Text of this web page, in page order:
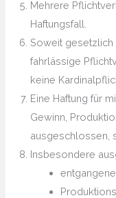
Mehrere
Haftungsfall.
Soweit gesetzlich
fahrlässige
keine
Eine Haftung für
Gewinn,
ausgeschlossen,
Insbesondere